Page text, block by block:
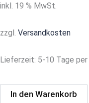
inkl. 19 % MwSt.
zzgl. Versandkosten
Lieferzeit: 5-10 Tage
In den Warenkorb